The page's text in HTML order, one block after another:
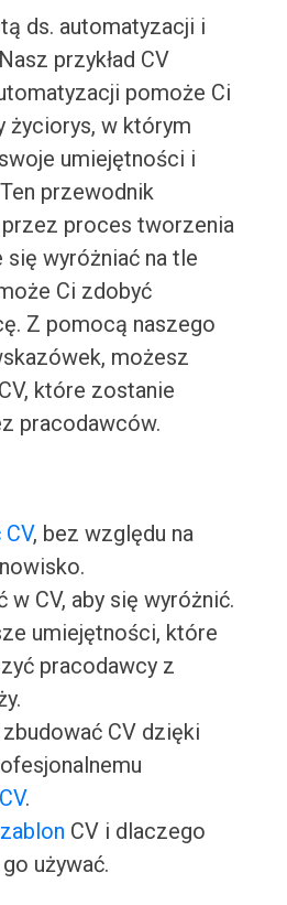
ds. automatyzacji i
przykład CV
pomoże Ci
życiorys, w którym
umiejętności i
przewodnik
proces tworzenia
się wyróżniać na tle
Ci zdobyć
Z pomocą naszego
możesz
które zostanie
pracodawców.
, bez względu na
w CV, aby się wyróżnić.
umiejętności, które
pracodawcy z
CV dzięki
.
CV i dlaczego
używać.